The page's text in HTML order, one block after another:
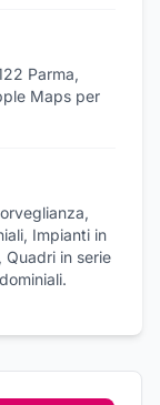
Parma,
Maps per
Impianti in
in serie